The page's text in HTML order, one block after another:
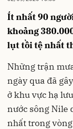
Ít nhất 90
khoảng
lụt tồi tệ nhất
Những trận
ngày qua đã
ở khu vực hạ
nước sông Nile
nhất trong